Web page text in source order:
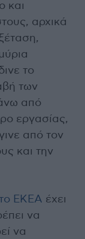
και
αρχικά
το
των
από
εργασίας,
από τον
και την
ΕΚΕΑ έχει
να
να